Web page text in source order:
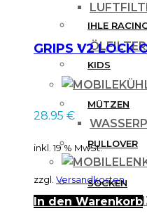
ÖLFILTER
IHLE
KIDS
MÜTZEN
PULLOVER
SOCKEN
GRIPS V2 LOCK
28.95 €
inkl. 19 % MwSt.
zzgl. Versandkosten
In den Warenkorb